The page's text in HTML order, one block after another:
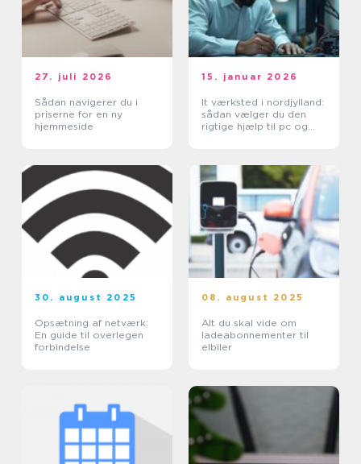
27. juli 2026
Sådan navigerer du i
priserne for en ny
hjemmeside
15. januar 2026
It værksted i nordjylland:
sådan vælger du den
rigtige hjælp til pc og
30. august 2025
Opsætning af netværk:
En guide til overlegen
forbindelse
08. august 2025
Alt du skal vide om
ladeabonnementer til
elbiler